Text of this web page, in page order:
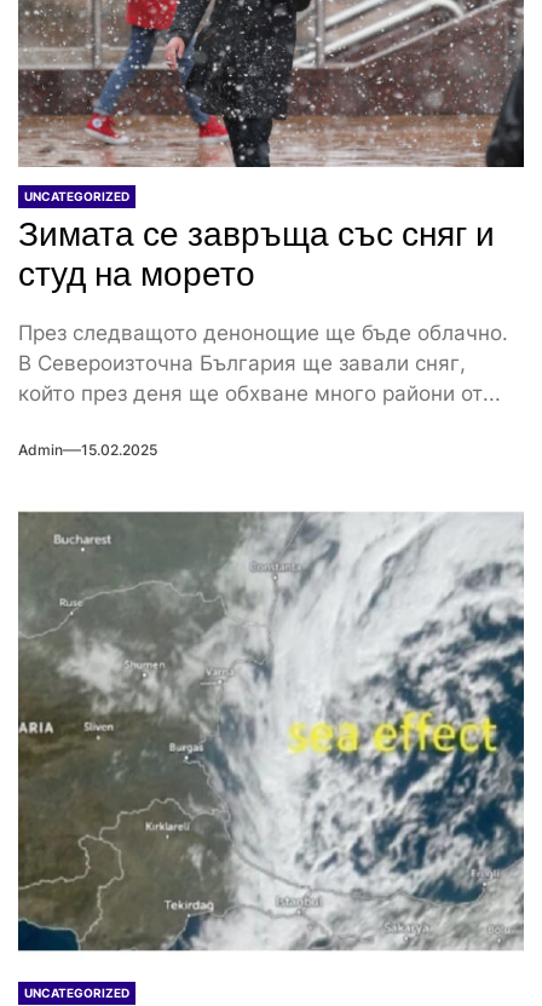
UNCATEGORIZED
Зимата се завръща със сняг и
студ на морето
През следващото денонощие ще бъде облачно.
В Североизточна България ще завали сняг,
който през деня ще обхване много райони от...
Admin 15.02.2025
UNCATEGORIZED